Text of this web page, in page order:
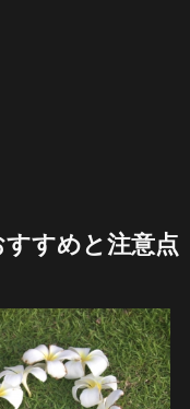
すめと注意点